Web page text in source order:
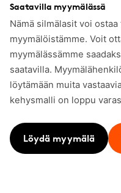
Saatavilla myymälässä
Nämä silmälasit voi
myymälöistämme. Voit
myymälässämme
saatavilla.
löytämään muita
kehysmalli on loppu
Löydä myymälä